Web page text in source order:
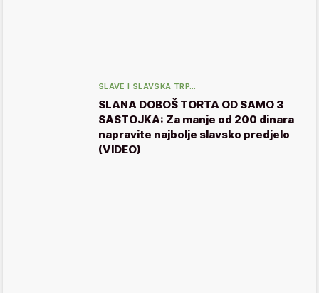
SLAVE I SLAVSKA TRP…
SLANA DOBOŠ TORTA OD SAMO 3
SASTOJKA: Za manje od 200 dinara
napravite najbolje slavsko predjelo
(VIDEO)